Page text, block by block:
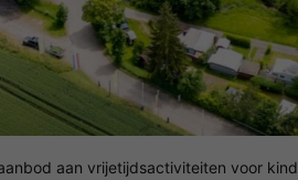
aan vrijetijdsactiviteiten voor